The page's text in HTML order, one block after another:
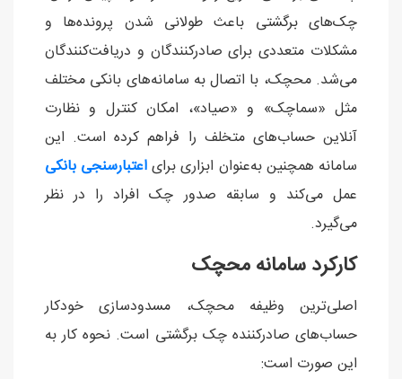
چک‌های برگشتی باعث طولانی شدن پرونده‌ها و
مشکلات متعددی برای صادرکنندگان و دریافت‌کنندگان
می‌شد. محچک، با اتصال به سامانه‌های بانکی مختلف
مثل «سماچک» و «صیاد»، امکان کنترل و نظارت
آنلاین حساب‌های متخلف را فراهم کرده است. این
سامانه همچنین به‌عنوان ابزاری برایاعتبارسنجی بانکی
عمل می‌کند و سابقه صدور چک افراد را در نظر
می‌گیرد.
کارکرد سامانه محچک
اصلی‌ترین وظیفه محچک، مسدودسازی خودکار
حساب‌های صادرکننده چک برگشتی است. نحوه کار به
این صورت است: